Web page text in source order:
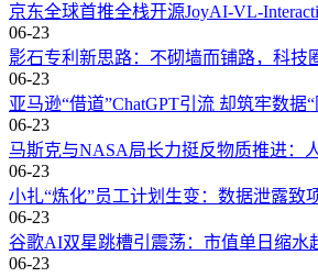
京东全球首推全栈开源JoyAI-VL-
06-23
影石专利新思路：不砌墙而铺路，科技
06-23
亚马逊“借道”ChatGPT引流 却筑牢数据
06-23
马斯克与NASA局长力挺反物质推进：
06-23
小扎“炼化”员工计划生变：数据泄露致
06-23
谷歌AI双星跳槽引震荡：市值单日缩水
06-23